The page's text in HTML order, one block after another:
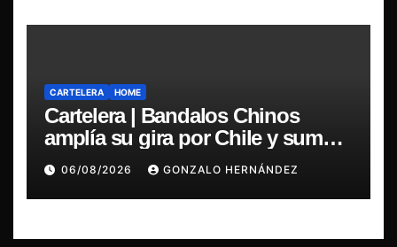
CARTELERA HOME
Cartelera | Bandalos Chinos
amplía su gira por Chile y suma
concierto en Concepción
06/08/2026 GONZALO HERNÁNDEZ